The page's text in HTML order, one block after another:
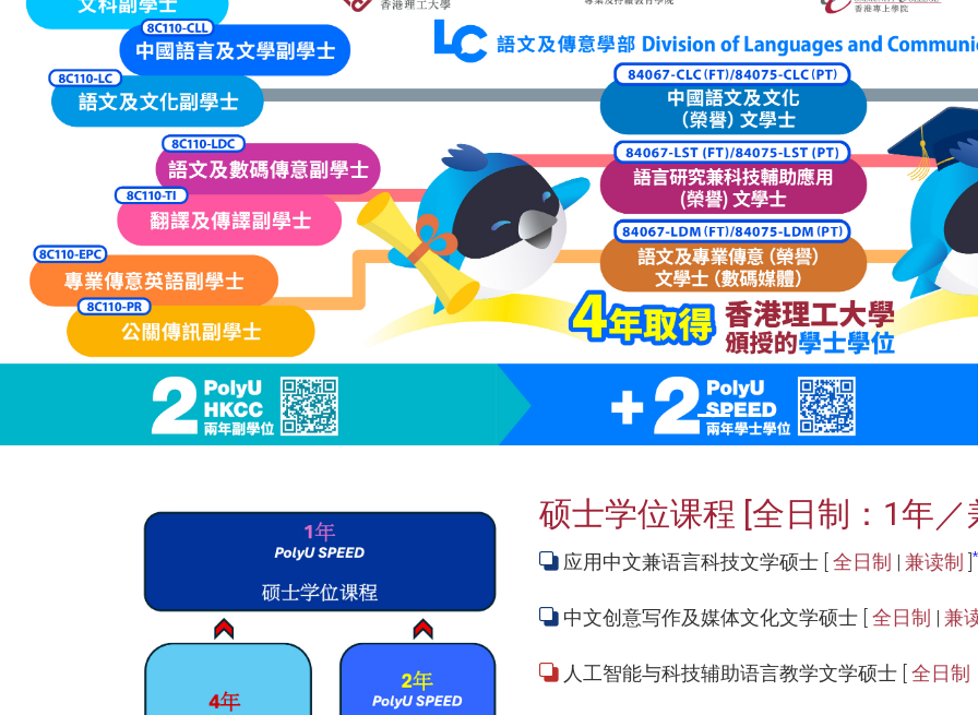
硕士学位课程 [全日制：1年
应用中文兼语言科技文学硕士 [ 全日制 | 兼读制
中文创意写作及媒体文化文学硕士 [ 全日制 | 兼
人工智能与科技辅助语言教学文学硕士 [ 全日制